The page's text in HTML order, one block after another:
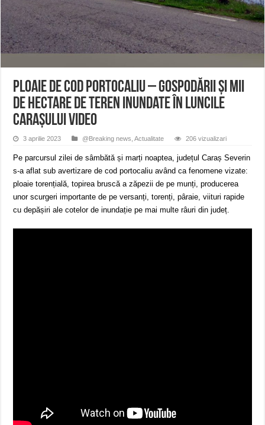
ANUNȚ OPRIRE APĂ în Reșița – avarie – 04.08.2026 – str. Văliugului și
ANUNŢ OPRIRE APĂ în CARANSEBEȘ – 04.08.2026 – avarie – Calea
Ploaie de cod portocaliu – Gospodării şi mii
de hectare de teren inundate în Luncile
Carașului VIDEO
3 aprilie 2023 @Breaking news ,Actualitate 206 vizualizari
Pe parcursul zilei de sâmbătă și marți noaptea, județul Caraș Severin
s-a aflat sub avertizare de cod portocaliu având ca fenomene vizate:
ploaie torențială, topirea bruscă a zăpezii de pe munți, producerea
unor scurgeri importante de pe versanți, torenți, pâraie, viituri rapide
cu depășiri ale cotelor de inundație pe mai multe râuri din județ.